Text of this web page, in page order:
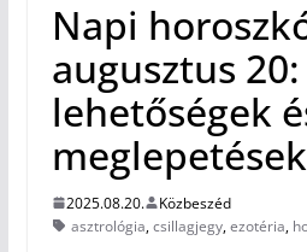
Napi
augusztus
lehetőségek
2025.08.20.
Közbeszéd
asztrológia,csillagjegy,ezotéria,